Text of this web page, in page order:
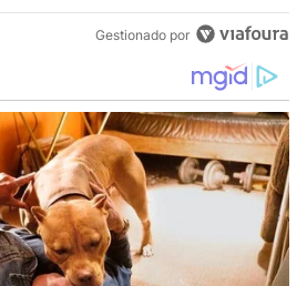
Gestionado por